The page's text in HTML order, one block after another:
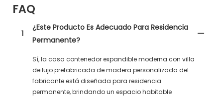
FAQ
1
¿Este Producto Es Adecuado Para Residencia
Permanente?
Sí, la casa contenedor expandible moderna con villa
de lujo prefabricada de madera personalizada del
fabricante está diseñada para residencia
permanente, brindando un espacio habitable